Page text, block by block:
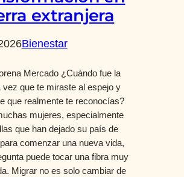
extranjera
Bienestar
Mercado ¿Cuándo fue la
vez que te miraste al espejo y
que realmente te reconocías?
mujeres, especialmente
que han dejado su país de
comenzar una nueva vida,
puede tocar una fibra muy
Migrar no es solo cambiar de